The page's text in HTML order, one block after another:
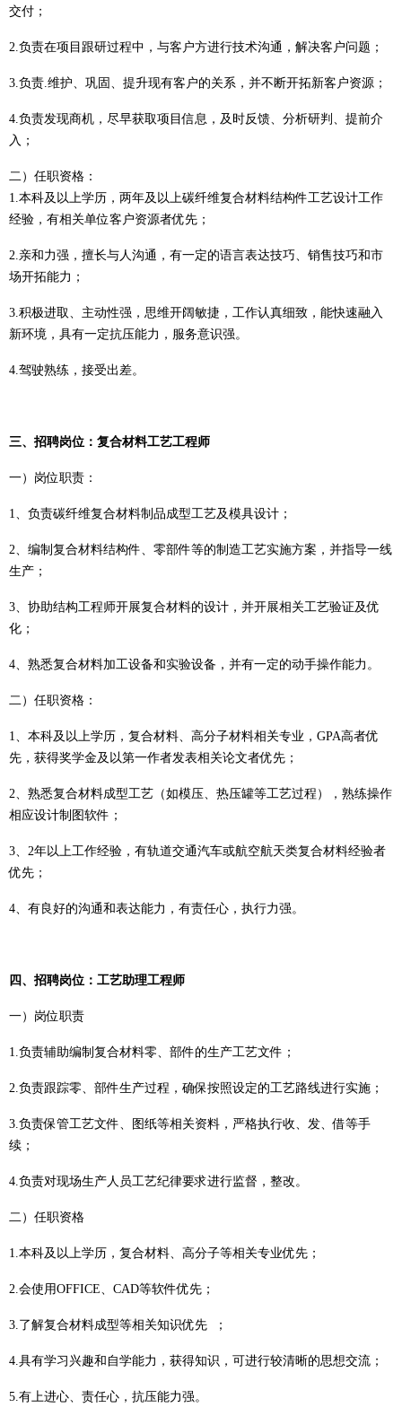
交付；
2.负责在项目跟研过程中，与客户方进行技术沟通，解决客户问题；
3.负责.维护、巩固、提升现有客户的关系，并不断开拓新客户资源；
4.负责发现商机，尽早获取项目信息，及时反馈、分析研判、提前介
入；
二） 任职资格：
1.本科及以上学历，两年及以上碳纤维复合材料结构件工艺设计工作
经验，有相关单位客户资源者优先；
2.亲和力强，擅长与人沟通，有一定的语言表达技巧、销售技巧和市
场开拓能力；
3.积极进取、主动性强，思维开阔敏捷，工作认真细致，能快速融入
新环境，具有一定抗压能力，服务意识强。
4.驾驶熟练，接受出差。
三、招聘岗位：复合材料工艺工程师
一） 岗位职责：
1、负责碳纤维复合材料制品成型工艺及模具设计；
2、编制复合材料结构件、零部件等的制造工艺实施方案，并指导一线
生产；
3、协助结构工程师开展复合材料的设计，并开展相关工艺验证及优
化；
4、熟悉复合材料加工设备和实验设备，并有一定的动手操作能力。
二） 任职资格：
1、本科及以上学历，复合材料、高分子材料相关专业，GPA高者优
先，获得奖学金及以第一作者发表相关论文者优先；
2、熟悉复合材料成型工艺（如模压、热压罐等工艺过程），熟练操作
相应设计制图软件；
3、2年以上工作经验，有轨道交通汽车或航空航天类复合材料经验者
优先；
4、 有良好的沟通和表达能力，有责任心，执行力强。
四、 招聘岗位： 工艺助理工程师
一）岗位职责
1.负责辅助编制复合材料零、部件的生产工艺文件；
2.负责跟踪零、部件生产过程，确保按照设定的工艺路线进行实施；
3.负责保管工艺文件、图纸等相关资料，严格执行收、发、借等手
续；
4.负责对现场生产人员工艺纪律要求进行监督，整改。
二） 任职资格
1.本科及以上学历，复合材料、高分子等相关专业优先；
2.会使用OFFICE、CAD等软件优先；
3.了解复合材料成型等相关知识优先 ；
4.具有学习兴趣和自学能力，获得知识，可进行较清晰的思想交流；
5.有上进心、责任心，抗压能力强。